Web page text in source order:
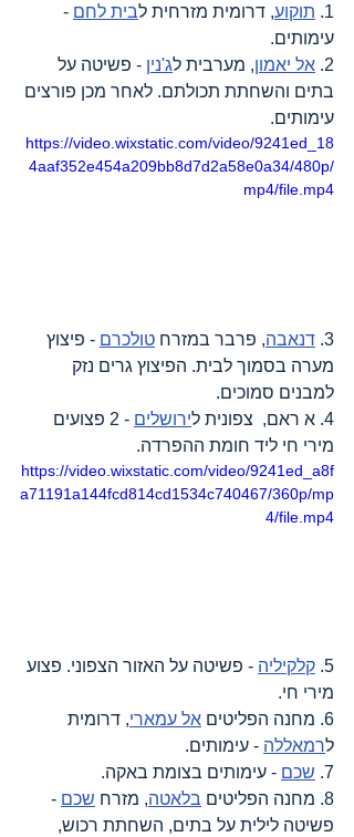
1. תוקוע, דרומית מזרחית לבית לחם -
עימותים.
2. אל יאמון, מערבית לג'נין - פשיטה על
בתים והשחתת תכולתם. לאחר מכן פורצים
עימותים.
https://video.wixstatic.com/video/9241ed_18
4aaf352e454a209bb8d7d2a58e0a34/480p/
mp4/file.mp4
3. דנאבה, פרבר במזרח טולכרם - פיצוץ
מערה בסמוך לבית. הפיצוץ גרים נזק
למבנים סמוכים.
4. א ראם,  צפונית ל
ירושלים
- 2 פצועים
מירי חי ליד חומת ההפרדה.
https://video.wixstatic.com/video/9241ed_a8f
a71191a144fcd814cd1534c740467/360p/mp
4/file.mp4
5. קלקיליה - פשיטה על האזור הצפוני. פצוע
מירי חי.
6. מחנה הפליטים
אל עמארי, דרומית
לרמאללה - עימותים.
7. שכם - עימותים בצומת באקה.
8. מחנה הפליטים
בלאטה, מזרח שכם -
פשיטה לילית על בתים, השחתת רכוש,